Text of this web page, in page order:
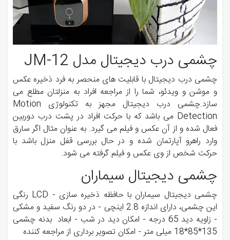
چشمی درب دیجیتال مدل JM-12
چشمی درب دیجیتال با قابلیت های منحصر به فرد ذخیره عکس
و موشن و ویدئو، شما را از مراجعه افراد به منزلتان مطلع می
سازد.چشمی درب دیجیتال مجهز به تکنولوژی Motion
Detection می باشد که با حرکت افراد در پشت درب دوربین
فعال شده و از آن عکس و فیلم می گیرد. به عنوان مثال اگر سارق
وارد راهرو آپارتمان شده و در حال بررسی قفل منزل باشد با
حرکت شخص از وی عکس و فیلم گرفته می شود.
چشمی دیجیتال سیماران
چشمی دیجیتال سیماران با حافظه ذخیره سازی - LCD رنگی
این چشمی، دارای اندازه 2.8 اینچی - در دو رنگ سفید و مشکی
- زاویه دید 65 درجه - امکان دید در شب - ابعاد بدنه چشمی
135*85*18 میلی متر - امکان تصویر برداری از مراجعه کننده